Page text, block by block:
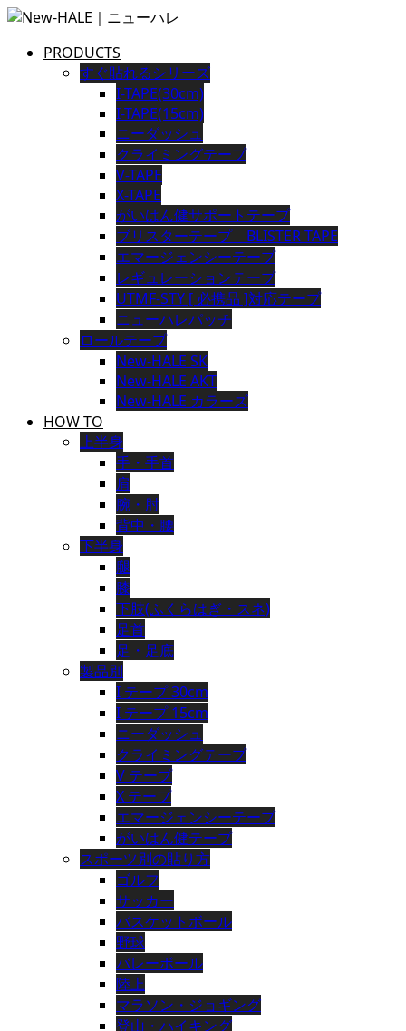
PRODUCTS
すぐ貼れるシリーズ
I-TAPE(30cm)
I-TAPE(15cm)
ニーダッシュ
クライミングテープ
V-TAPE
X-TAPE
がいはん健サポートテープ
ブリスターテープ BLISTER TAPE
エマージェンシーテープ
レギュレーションテープ
UTMF-STY [ 必携品 ]対応テープ
ニューハレパッチ
ロールテープ
New-HALE SK
New-HALE AKT
New-HALE カラーズ
HOW TO
上半身
手・手首
肩
腕・肘
背中・腰
下半身
腿
膝
下肢(ふくらはぎ・スネ)
足首
足・足底
製品別
I テープ 30cm
I テープ 15cm
ニーダッシュ
クライミングテープ
V テープ
X テープ
エマージェンシーテープ
がいはん健テープ
スポーツ別の貼り方
ゴルフ
サッカー
バスケットボール
野球
バレーボール
陸上
マラソン・ジョギング
登山・ハイキング